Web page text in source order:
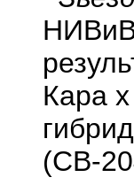
Кара
(СВ-